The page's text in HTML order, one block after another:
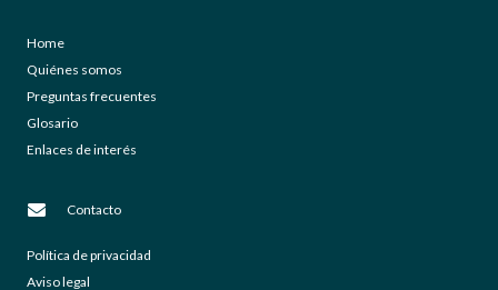
Home
Quiénes somos
Preguntas frecuentes
Glosario
Enlaces de interés
Contacto
Política de privacidad
Aviso legal